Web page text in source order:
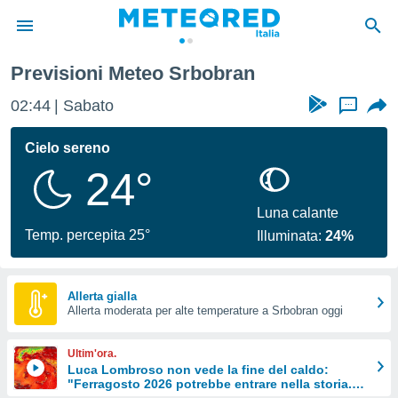
di
per
le
di
Web
le
Previsioni Meteo Srbobran
02:44 Sabato ...
Cielo sereno
24°
Temp. percepita 25°
Luna calante
Illuminata:24%
Allerta gialla
Allerta moderata per alte temperature a Srbobran oggi
Ultim'ora.
Luca Lombroso non vede la fine del caldo:
"Ferragosto 2026 potrebbe entrare nella storia.